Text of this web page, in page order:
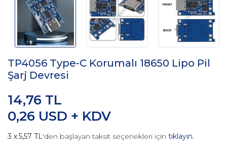
TP4056 Type-C Korumalı 18650 Lipo Pil
Şarj Devresi
0,26 USD + KDV
14,76 TL
5,57 TL'den başlayan taksit seçenekleri için tıklayın.